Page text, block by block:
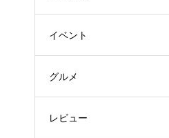
イベント
グルメ
レビュー